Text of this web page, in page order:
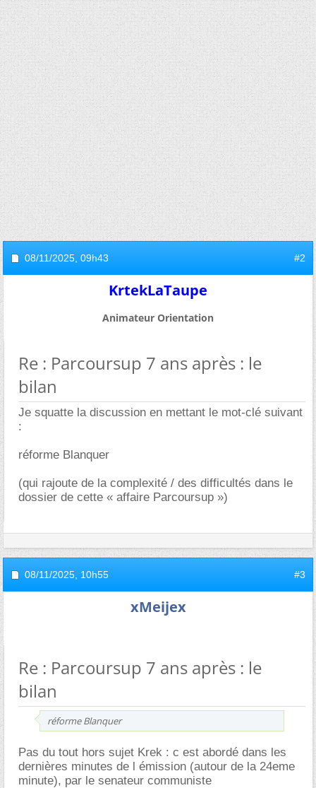
08/11/2025, 09h43 #2
KrtekLaTaupe
Animateur Orientation
Re : Parcoursup 7 ans après : le
bilan
Je squatte la discussion en mettant le mot-clé suivant
:
réforme Blanquer
(qui rajoute de la complexité / des difficultés dans le
dossier de cette « affaire Parcoursup »)
08/11/2025, 10h55 #3
xMeijex
Re : Parcoursup 7 ans après : le
bilan
réforme Blanquer
Pas du tout hors sujet Krek : c est abordé dans les
dernières minutes de l émission (autour de la 24eme
minute), par le senateur communiste